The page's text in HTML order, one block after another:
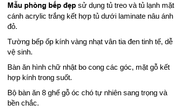
Mẫu phòng bếp đẹp sử dụng tủ treo và tủ lạnh mặt
cánh acrylic trắng kết hợp tủ dưới laminate nâu ánh
đỏ.
Tường bếp ốp kính vàng nhạt vân tia đen tinh tế, dễ
vệ sinh.
Bàn ăn hình chữ nhật bo cong các góc, mặt gỗ kết
hợp kính trong suốt.
Bộ bàn ăn 8 ghế gỗ óc chó tự nhiên sang trọng và
bền chắc.